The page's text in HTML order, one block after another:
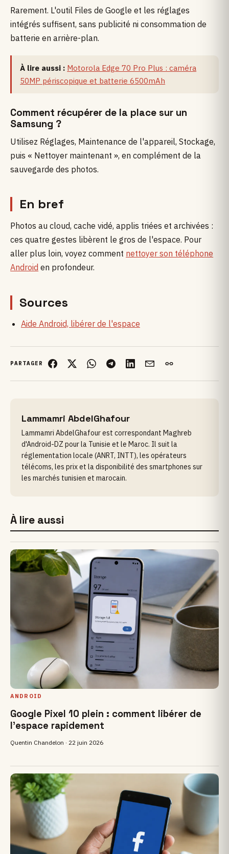
Rarement. L'outil Files de Google et les réglages
intégrés suffisent, sans publicité ni consommation de
batterie en arrière-plan.
À lire aussi : Motorola Edge 70 Pro Plus : caméra
50MP périscopique et batterie 6500mAh
Comment récupérer de la place sur un
Samsung ?
Utilisez Réglages, Maintenance de l'appareil, Stockage,
puis « Nettoyer maintenant », en complément de la
sauvegarde des photos.
En bref
Photos au cloud, cache vidé, applis triées et archivées :
ces quatre gestes libèrent le gros de l'espace. Pour
aller plus loin, voyez comment nettoyer son téléphone
Android en profondeur.
Sources
Aide Android, libérer de l'espace
PARTAGER
Lammamri AbdelGhafour
Lammamri AbdelGhafour est correspondant Maghreb
d'Android-DZ pour la Tunisie et le Maroc. Il suit la
réglementation locale (ANRT, INTT), les opérateurs
télécoms, les prix et la disponibilité des smartphones sur
les marchés tunisien et marocain.
À lire aussi
ANDROID
Google Pixel 10 plein : comment libérer de
l'espace rapidement
Quentin Chandelon · 22 juin 2026